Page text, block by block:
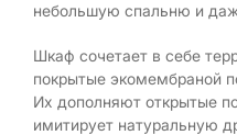
небольшую спальню и
Шкаф сочетает в себе
покрытые экомембраной
Их дополняют открытые
имитирует натуральную